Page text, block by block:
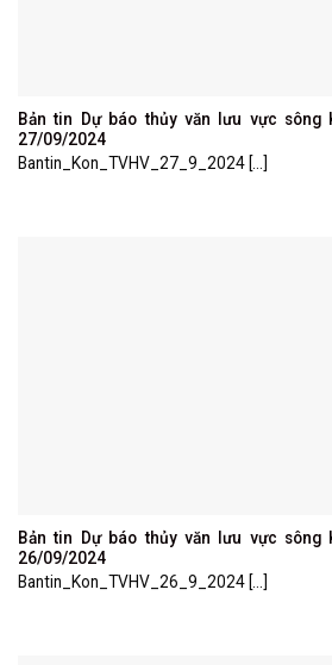
Bản tin Dự báo thủy văn lưu vực sông
27/09/2024
Bantin_Kon_TVHV_27_9_2024 [...]
Bản tin Dự báo thủy văn lưu vực sông
26/09/2024
Bantin_Kon_TVHV_26_9_2024 [...]